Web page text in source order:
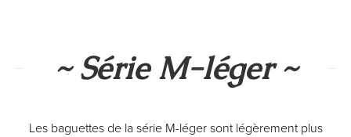
~ Série M-léger ~
Les baguettes de la série M-léger sont légèrement plus